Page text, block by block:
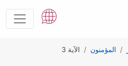
المؤمنون الآية 3